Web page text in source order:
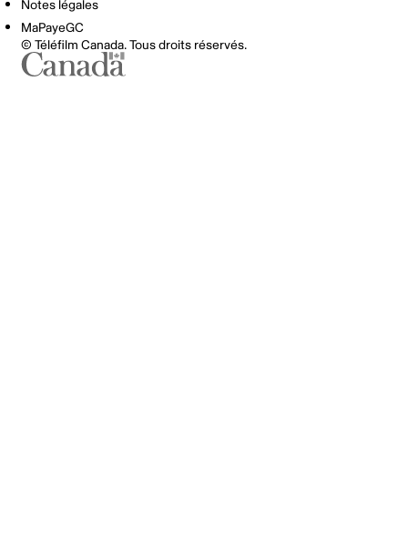
Notes légales
MaPayeGC
© Téléfilm Canada. Tous droits réservés.